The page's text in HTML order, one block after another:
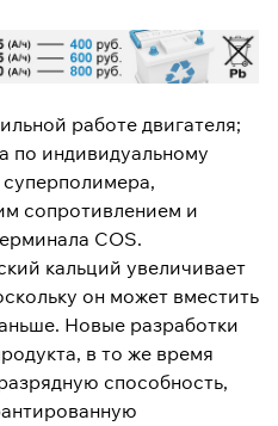
работе двигателя;
​​по индивидуальному
сопротивлением и
COS.
кальций увеличивает
он может вместить
Новые разработки
в то же время
способность,